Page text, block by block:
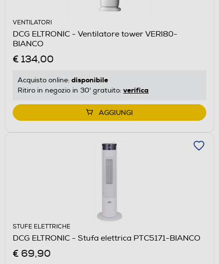
VENTILATORI
DCG ELTRONIC - Ventilatore tower VERI80-
BIANCO
€ 134,00
Acquisto online: disponibile
Ritiro in negozio in 30' gratuito: verifica
AGGIUNGI
STUFE ELETTRICHE
DCG ELTRONIC - Stufa elettrica PTC5171-BIANCO
€ 69,90